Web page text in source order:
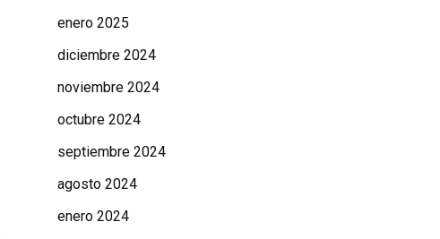
enero 2025
diciembre 2024
noviembre 2024
octubre 2024
septiembre 2024
agosto 2024
enero 2024